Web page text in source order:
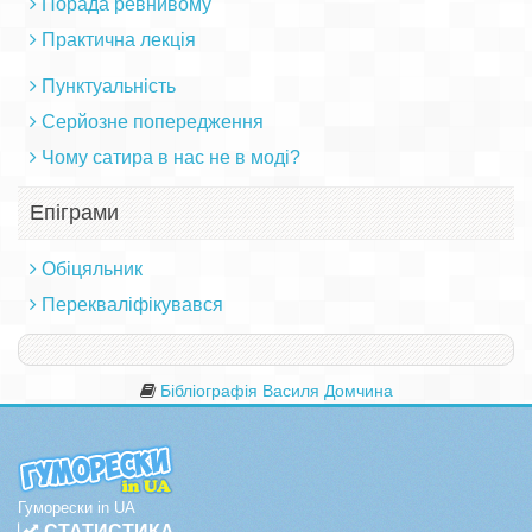
Порада ревнивому
Практична лекція
Пунктуальність
Серйозне попередження
Чому сатира в нас не в моді?
Епіграми
Обіцяльник
Перекваліфікувався
Бібліографія Василя Домчина
Гуморески in UA